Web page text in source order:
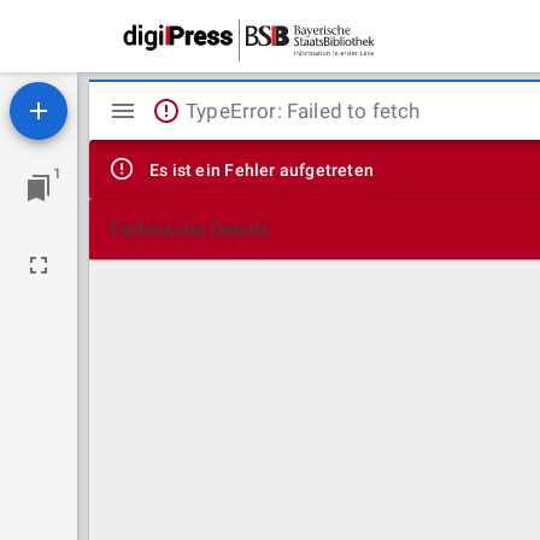
1
Mirador
Viewer
TypeError: Failed to fetch
Es ist ein Fehler aufgetreten
Technische Details